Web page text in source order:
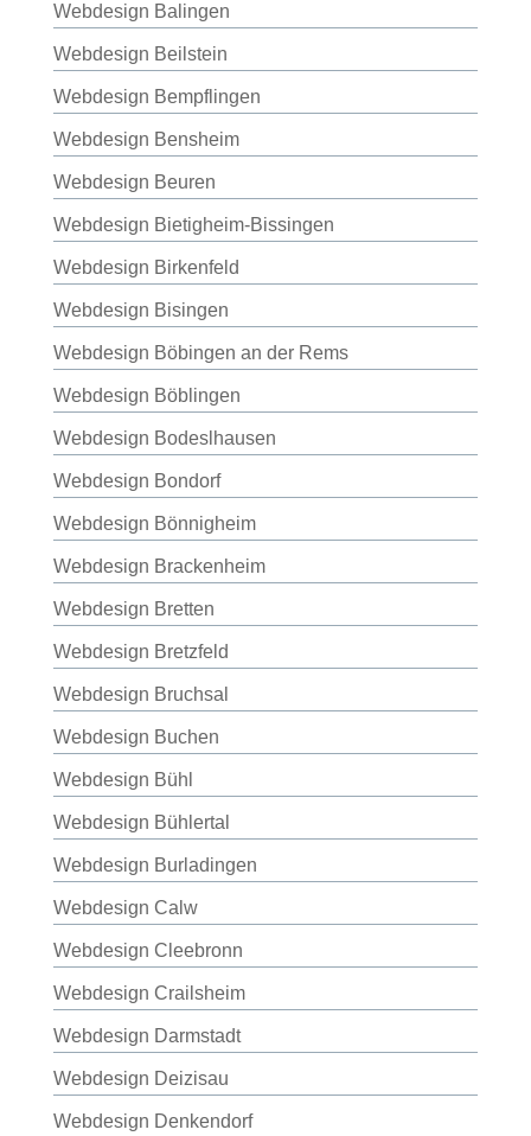
Webdesign Balingen
Webdesign Beilstein
Webdesign Bempflingen
Webdesign Bensheim
Webdesign Beuren
Webdesign Bietigheim-Bissingen
Webdesign Birkenfeld
Webdesign Bisingen
Webdesign Böbingen an der Rems
Webdesign Böblingen
Webdesign Bodeslhausen
Webdesign Bondorf
Webdesign Bönnigheim
Webdesign Brackenheim
Webdesign Bretten
Webdesign Bretzfeld
Webdesign Bruchsal
Webdesign Buchen
Webdesign Bühl
Webdesign Bühlertal
Webdesign Burladingen
Webdesign Calw
Webdesign Cleebronn
Webdesign Crailsheim
Webdesign Darmstadt
Webdesign Deizisau
Webdesign Denkendorf